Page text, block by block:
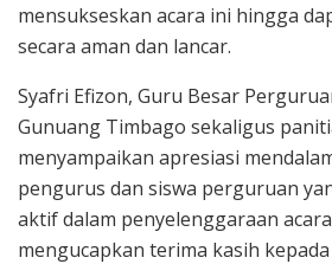
mensukseskan acara ini hingga
secara aman dan lancar.
Syafri Efizon, Guru Besar
Gunuang Timbago sekaligus
menyampaikan apresiasi
pengurus dan siswa perguruan
aktif dalam penyelenggaraan
mengucapkan terima kasih